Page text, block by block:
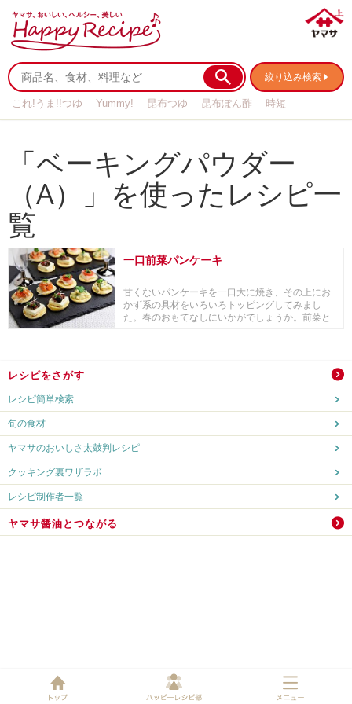
絞り込み検索
これ!うま!!つゆ Yummy! 昆布つゆ 昆布ぽん酢
時短
「ベーキングパウダー
（A）」を使ったレシピ一
覧
一口前菜パンケーキ
甘くないパンケーキを一口大に焼き、その上にお
かず系の具材をいろいろトッピングしてみまし
た。春のおもてなしにいかがでしょうか。前菜と
レシピをさがす
レシピ簡単検索
旬の食材
ヤマサのおいしさ太鼓判レシピ
クッキング裏ワザラボ
レシピ制作者一覧
ヤマサ醤油とつながる